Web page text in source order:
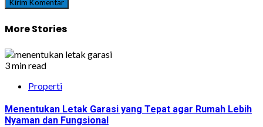
More Stories
3 min read
Properti
Menentukan Letak Garasi yang Tepat agar Rumah Lebih
Nyaman dan Fungsional